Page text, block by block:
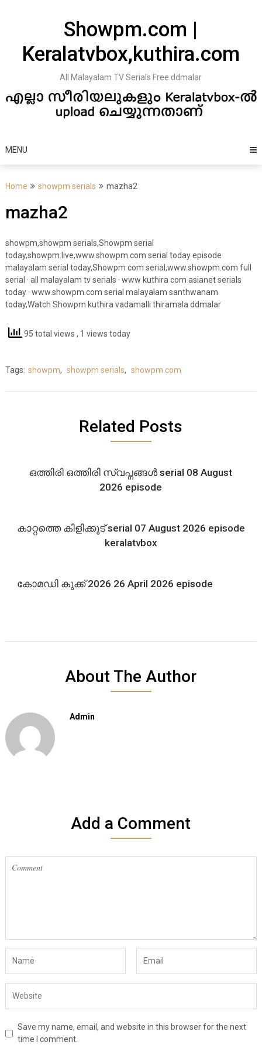
Showpm.com |
Keralatvbox,kuthira.com
All Malayalam TV Serials Free ddmalar
MENU
Home showpm serials mazha2
mazha2
showpm,showpm serials,Showpm serial
today,showpm.live,www.showpm.com serial today episode
malayalam serial today,Showpm com serial,www.showpm.com full
serial · all malayalam tv serials · www kuthira com asianet serials
today · www.showpm.com serial malayalam santhwanam
today,Watch Showpm kuthira vadamalli thiramala ddmalar
95 total views , 1 views today
Tags: showpm, showpm serials, showpm.com
Related Posts
ഒത്തിരി ഒത്തിരി സ്വപ്നങ്ങൾ serial 08 August
2026 episode
കാറ്റത്തെ കിളിക്കൂട് serial 07 August 2026 episode
keralatvbox
കോമഡി കുക്ക് 2026 26 April 2026 episode
About The Author
Admin
Add a Comment
Save my name, email, and website in this browser for the next
time I comment.